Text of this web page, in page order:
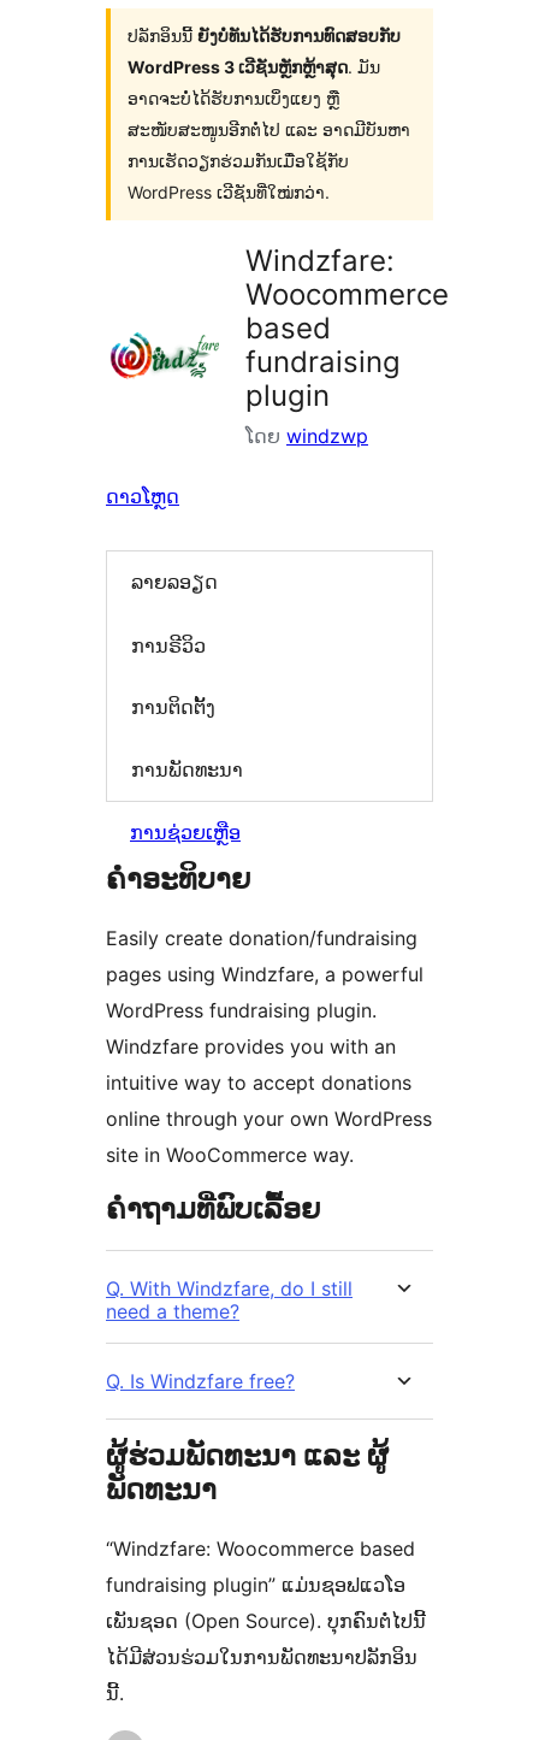
ລັກ
ອິນ
ປລັກອິນນີ້ ຍັງບໍ່ທັນໄດ້ຮັບການທົດສອບກັບ
WordPress 3 ເວີຊັນຫຼັກຫຼ້າສຸດ. ມັນ
ອາດຈະບໍ່ໄດ້ຮັບການເບິ່ງແຍງ ຫຼື
ສະໜັບສະໜູນອີກຕໍ່ໄປ ແລະ ອາດມີບັນຫາ
ການເຮັດວຽກຮ່ວມກັນເມື່ອໃຊ້ກັບ
WordPress ເວີຊັນທີ່ໃໝ່ກວ່າ.
Windzfare:
Woocommerce
based
fundraising
plugin
ໂດຍ windzwp
ດາວໂຫຼດ
ລາຍລອຽດ
ການຣີວິວ
ການຕິດຕັ້ງ
ການພັດທະນາ
ການຊ່ວຍເຫຼືອ
ຄຳອະທິບາຍ
Easily create donation/fundraising
pages using Windzfare, a powerful
WordPress fundraising plugin.
Windzfare provides you with an
intuitive way to accept donations
online through your own WordPress
site in WooCommerce way.
ຄຳຖາມທີ່ພົບເລື້ອຍ
Q. With Windzfare, do I still
need a theme?
Q. Is Windzfare free?
ຜູ້ຮ່ວມພັດທະນາ ແລະ ຜູ້
ພັດທະນາ
“Windzfare: Woocommerce based
fundraising plugin” ແມ່ນຊອຟແວໂອ
ເພັນຊອດ (Open Source). ບຸກຄົນຕໍ່ໄປນີ້
ໄດ້ມີສ່ວນຮ່ວມໃນການພັດທະນາປລັກອິນ
ນີ້.